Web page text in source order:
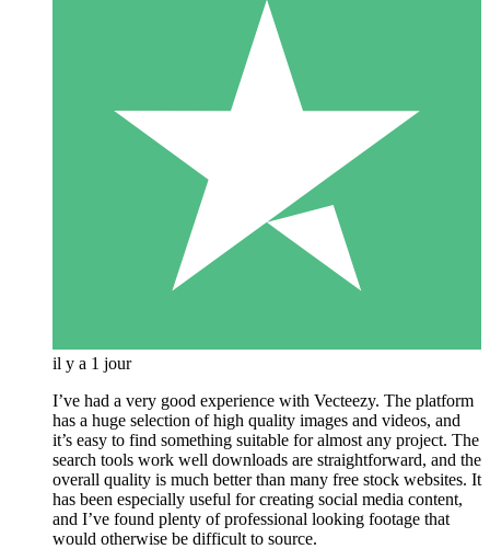
il y a 1 jour
I’ve had a very good experience with Vecteezy. The platform
has a huge selection of high quality images and videos, and
it’s easy to find something suitable for almost any project. The
search tools work well downloads are straightforward, and the
overall quality is much better than many free stock websites. It
has been especially useful for creating social media content,
and I’ve found plenty of professional looking footage that
would otherwise be difficult to source.